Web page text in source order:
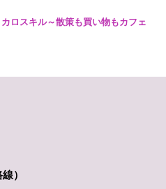
ロスキル～散策も買い物もカフェ
）